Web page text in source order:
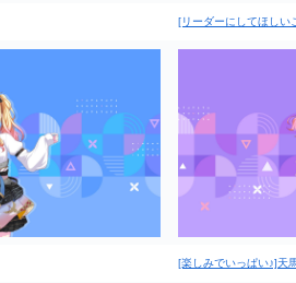
[リーダーにしてほしい
[楽しみでいっぱい♪]天